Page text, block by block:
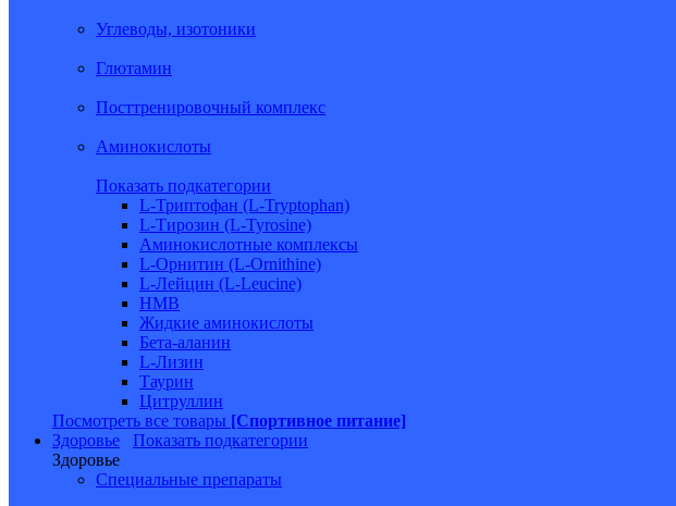
Углеводы, изотоники
Глютамин
Посттренировочный комплекс
Аминокислоты
Показать подкатегории
L-Триптофан (L-Tryptophan)
L-Тирозин (L-Tyrosine)
Аминокислотные комплексы
L-Орнитин (L-Ornithine)
L-Лейцин (L-Leucine)
HMB
Жидкие аминокислоты
Бета-аланин
L-Лизин
Таурин
Цитруллин
Посмотреть все товары [Спортивное питание]
Здоровье
Показать подкатегории
Здоровье
Специальные препараты